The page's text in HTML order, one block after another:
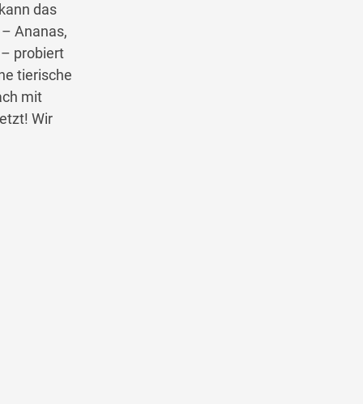
das
Ananas,
probiert
tierische
mit
Wir